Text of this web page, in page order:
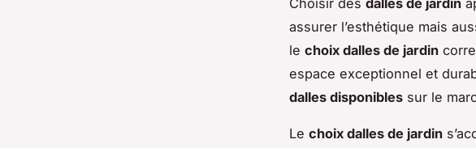
Choisir des dalles de jardin
assurer l’esthétique mais
le choix dalles de jardin
espace exceptionnel et
dalles disponibles sur le
Le choix dalles de jardin